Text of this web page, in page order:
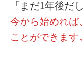
「まだ1年後だ
今から始めれば
ことができます。